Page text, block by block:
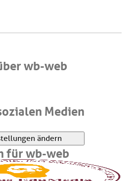
wb-web
Medien
ändern
für wb-web